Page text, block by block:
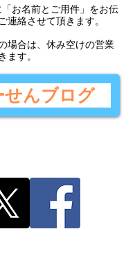
「お名前とご用件 」 をお伝
ご連絡させて頂きます。
場合は、休み空けの営業
ます。
せんブログ